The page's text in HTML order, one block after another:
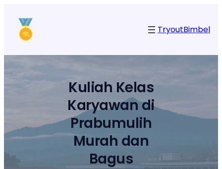
konten
TryoutBimbel
Kuliah Kelas
Karyawan di
Prabumulih
Murah dan
Bagus